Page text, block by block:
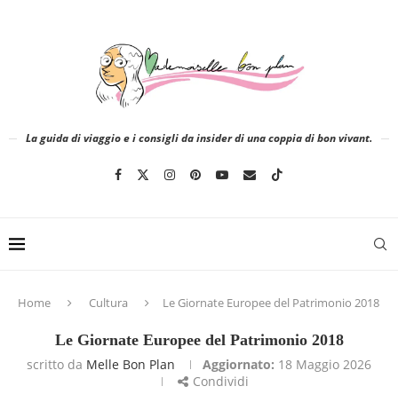
La guida di viaggio e i consigli da insider di una coppia di bon vivant.
Home Cultura Le Giornate Europee del Patrimonio 2018
Le Giornate Europee del Patrimonio 2018
scritto da Melle Bon Plan Aggiornato: 18 Maggio 2026
Condividi